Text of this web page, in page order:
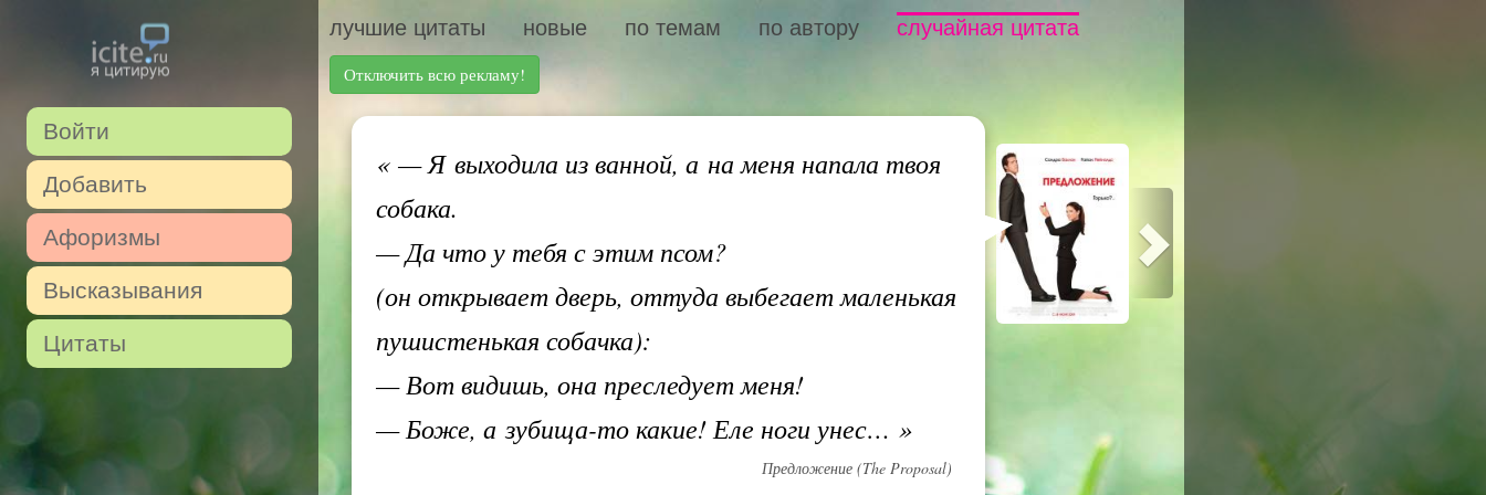
Войти
Добавить
Афоризмы
Высказывания
Цитаты
лучшие цитаты новые по темам по автору случайная цитата
Отключить всю рекламу!
«— Я выходила из ванной, а на меня напала твоя
собака.
— Да что у тебя с этим псом?
(он открывает дверь, оттуда выбегает маленькая
пушистенькая собачка):
— Вот видишь, она преследует меня!
— Боже, а зубища-то какие! Еле ноги унес… »
Предложение (The Proposal)